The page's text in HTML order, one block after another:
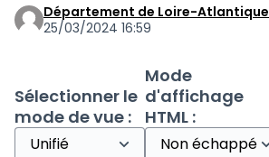
Département de Loire-Atlantique
25/03/2024 16:59
Sélectionner le
mode de vue :
Mode
d'affichage
HTML :